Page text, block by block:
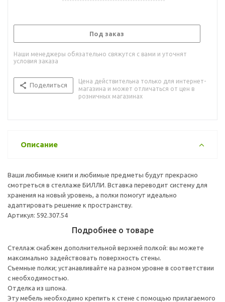
Под заказ
Наши менеджеры обязательно свяжутся с вами и уточнят
условия заказа
Поделиться
Цена действительна только для интернет-
магазина и может отличаться от цен в
розничных магазинах
Описание
Ваши любимые книги и любимые предметы будут прекрасно
смотреться в стеллаже БИЛЛИ. Вставка переводит систему для
хранения на новый уровень, а полки помогут идеально
адаптировать решение к пространству.
Артикул: 592.307.54
Подробнее о товаре
Стеллаж снабжен дополнительной верхней полкой: вы можете
максимально задействовать поверхность стены.
Съемные полки; устанавливайте на разном уровне в соответствии
с необходимостью.
Отделка из шпона.
Эту мебель необходимо крепить к стене с помощью прилагаемого